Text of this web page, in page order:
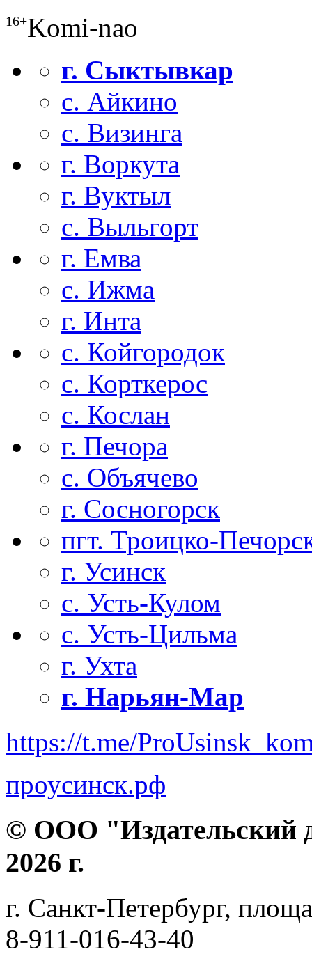
16+Komi-nao
г. Сыктывкар
с. Айкино
с. Визинга
г. Воркута
г. Вуктыл
с. Выльгорт
г. Емва
с. Ижма
г. Инта
с. Койгородок
с. Корткерос
с. Кослан
г. Печора
с. Объячево
г. Сосногорск
пгт. Троицко-
г. Усинск
с. Усть-Кулом
с. Усть-Цильма
г. Ухта
г. Нарьян-Мар
https://t.me/
проусинск.рф
© ООО "Издательский
2026 г.
г. Санкт-Петербург,
8-911-016-43-40